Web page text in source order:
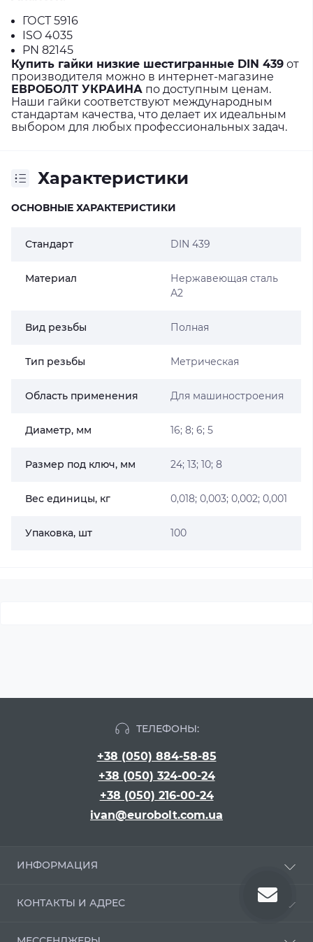
ГОСТ 5916
ISO 4035
PN 82145
Купить гайки низкие шестигранные DIN 439 от
производителя можно в интернет-магазине
ЕВРОБОЛТ УКРАИНА по доступным ценам.
Наши гайки соответствуют международным
стандартам качества, что делает их идеальным
выбором для любых профессиональных задач.
Характеристики
ОСНОВНЫЕ ХАРАКТЕРИСТИКИ
Стандарт DIN 439
Материал
Нержавеющая сталь
А2
Вид резьбы Полная
Тип резьбы Метрическая
Область применения Для машиностроения
Диаметр, мм 16; 8; 6; 5
Размер под ключ, мм 24; 13; 10; 8
Вес единицы, кг 0,018; 0,003; 0,002; 0,001
Упаковка, шт 100
ТЕЛЕФОНЫ:
+38 (050) 884-58-85
+38 (050) 324-00-24
+38 (050) 216-00-24
ivan@eurobolt.com.ua
ИНФОРМАЦИЯ
Оплата и доставка
КОНТАКТЫ И АДРЕС